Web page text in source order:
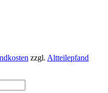
zzgl. Altteilepfand